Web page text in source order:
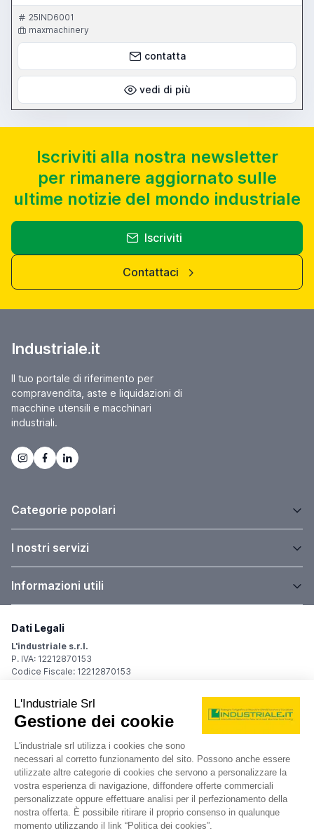
25IND6001
maxmachinery
contatta
vedi di più
Iscriviti alla nostra newsletter
per rimanere aggiornato sulle
ultime notizie del mondo industriale
Iscriviti
Contattaci
Industriale.it
Il tuo portale di riferimento per
compravendita, aste e liquidazioni di
macchine utensili e macchinari
industriali.
Categorie popolari
I nostri servizi
Informazioni utili
Dati Legali
L'industriale s.r.l.
P. IVA: 12212870153
Codice Fiscale: 12212870153
Sede Legale
Via Carlo Dolci, 32
20148 Milano (MI)
Italy
Registro Imprese
Iscrizione R.I.: 12212870153
REA: MI-1539011
Capitale sociale: Euro 10.400,00 i.v.